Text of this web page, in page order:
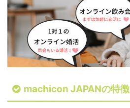
machicon JAPANの特徴